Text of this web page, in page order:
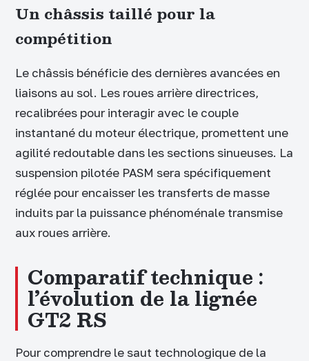
Un châssis taillé pour la
compétition
Le châssis bénéficie des dernières avancées en
liaisons au sol. Les roues arrière directrices,
recalibrées pour interagir avec le couple
instantané du moteur électrique, promettent une
agilité redoutable dans les sections sinueuses. La
suspension pilotée PASM sera spécifiquement
réglée pour encaisser les transferts de masse
induits par la puissance phénoménale transmise
aux roues arrière.
Comparatif technique :
l’évolution de la lignée
GT2 RS
Pour comprendre le saut technologique de la